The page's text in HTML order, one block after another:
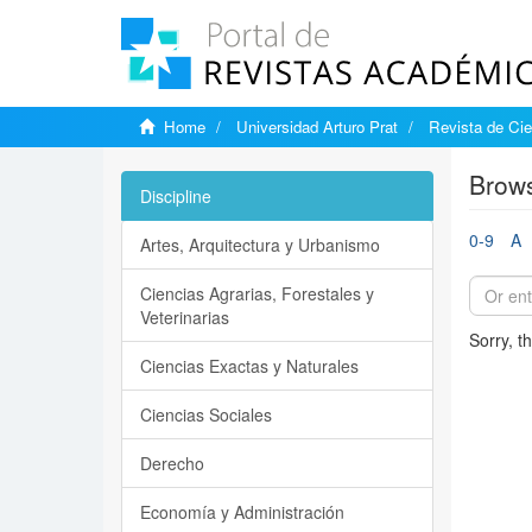
Home Universidad Arturo Prat Revista de
0-9 A
Sorry,
Discipline
Artes, Arquitectura y Urbanismo
Ciencias Agrarias, Forestales y
Veterinarias
Ciencias Exactas y Naturales
Ciencias Sociales
Derecho
Economía y Administración